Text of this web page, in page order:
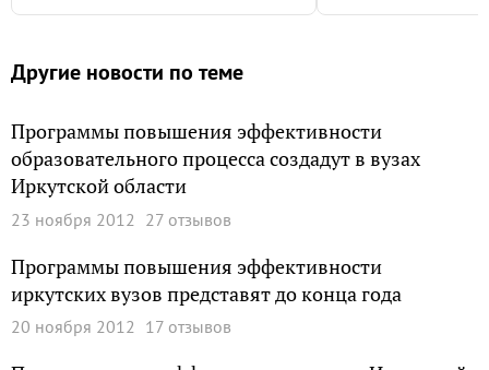
Другие новости по теме
Программы повышения эффективности
образовательного процесса создадут в вузах
Иркутской области
23 ноября 2012 27 отзывов
Программы повышения эффективности
иркутских вузов представят до конца года
20 ноября 2012 17 отзывов